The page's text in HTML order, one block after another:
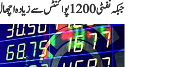
جبکہ نفٹی 1200 پوائنٹس سے زیادہ اچھال کے ساتھ 26308 پر کاروبار کرتا نظر آیا۔